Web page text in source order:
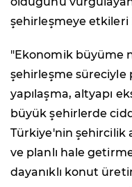
şehirleşmeye etkileri
"Ekonomik büyüme
şehirleşme süreciyle
yapılaşma, altyapı
büyük şehirlerde
Türkiye'nin şehircilik
ve planlı hale
dayanıklı konut